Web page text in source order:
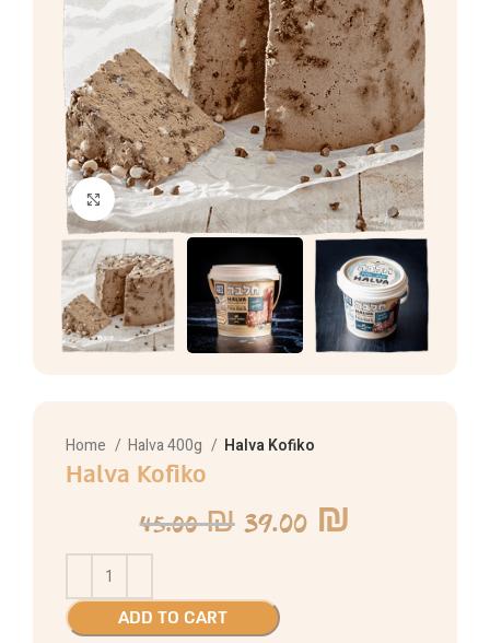
Home Halva 400g Halva Kofiko
Halva Kofiko
45.00₪ 39.00 ₪
ADD TO CART
Click to enlarge